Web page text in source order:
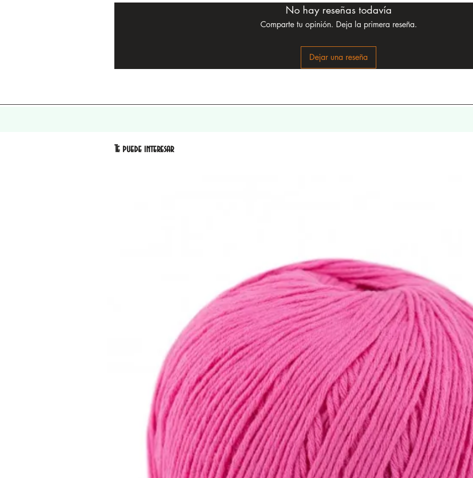
No hay reseñas todavía
Comparte tu opinión. Deja la primera reseña.
Dejar una reseña
Te puede interesar